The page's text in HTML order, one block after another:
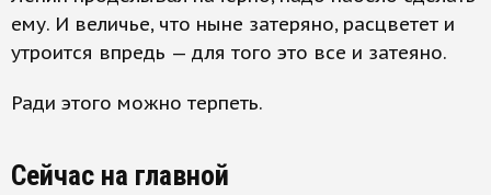
ему. И величье, что ныне затеряно, расцветет и
утроится впредь — для того это все и затеяно.
Ради этого можно терпеть.
Сейчас на главной